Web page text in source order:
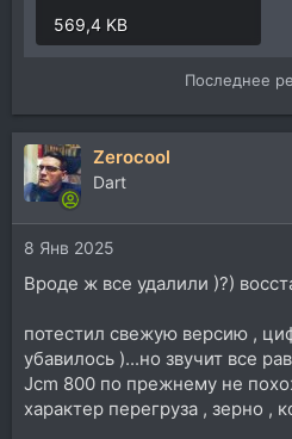
569,4 KB
Последнее
Zerocool
Dart
8 Янв 2025
Вроде ж все удалили )?)
потестил свежую версию ,
убавилось )...но звучит все
Jcm 800 по прежнему не
характер перегруза , зерно ,